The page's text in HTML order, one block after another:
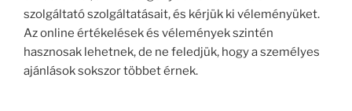
szolgáltató szolgáltatásait, és kérjük ki véleményüket.
Az online értékelések és vélemények szintén
hasznosak lehetnek, de ne feledjük, hogy a személyes
ajánlások sokszor többet érnek.